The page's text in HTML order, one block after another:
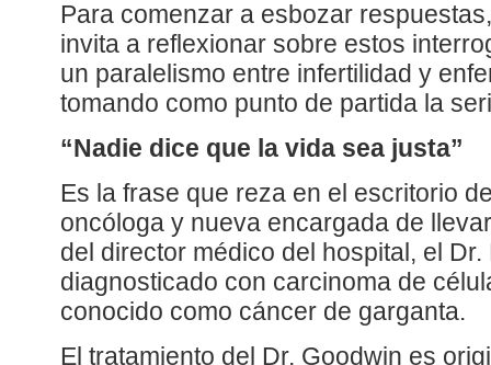
Para comenzar a esbozar
invita a reflexionar sobre estos
un paralelismo entre infertilidad y
tomando como punto de partida la
“Nadie dice que la vida sea justa”
Es la frase que reza en el escritorio
oncóloga y nueva encargada de
del director médico del hospital, el
diagnosticado con carcinoma de
conocido como cáncer de garganta.
El tratamiento del Dr. Goodwin es